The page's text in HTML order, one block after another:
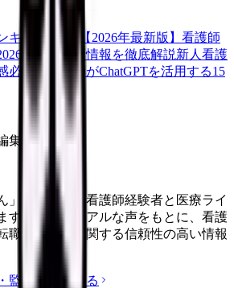
ングTOP5【2026年最新版】 看護師
年度の最新情報を徹底解説新人看護
必至】
看護師がChatGPTを活用する15
集部
」編集部は、看護師経験者と医療ライ
す。現場のリアルな声をもとに、看護
職・働き方に関する信頼性の高い情報
監修体制を見る